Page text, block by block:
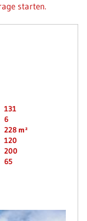
starten.
131
6
228 m²
120
200
65